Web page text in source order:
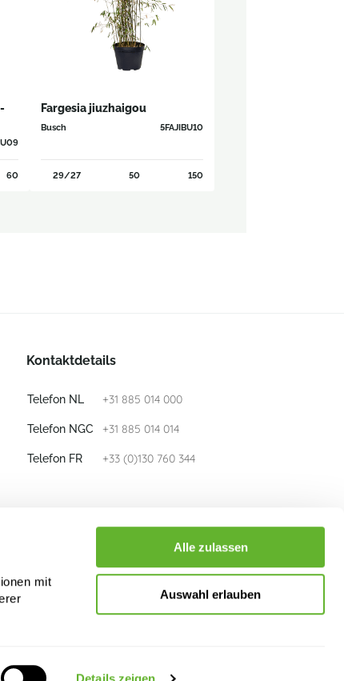
mit
Details zeigen
Alle zulassen
Auswahl erlauben
60
Fargesia jiuzhaigou
Busch 5FAJIBU10
29/27 50 150
Kontaktdetails
Telefon NL +31 885 014 000
Telefon NGC +31 885 014 014
Telefon FR +33 (0)130 760 344
info@nieuwkoop-europe.com
Folge uns